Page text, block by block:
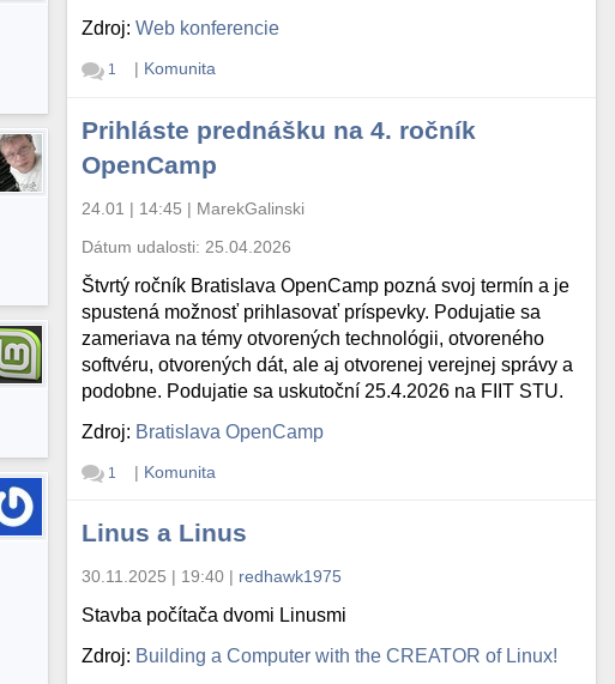
Zdroj:Web konferencie
1 | Komunita
Prihláste prednášku na 4. ročník
OpenCamp
24.01 | 14:45 | MarekGalinski
Dátum udalosti: 25.04.2026
Štvrtý ročník Bratislava OpenCamp pozná svoj termín a je
spustená možnosť prihlasovať príspevky. Podujatie sa
zameriava na témy otvorených technológii, otvoreného
softvéru, otvorených dát, ale aj otvorenej verejnej správy a
podobne. Podujatie sa uskutoční 25.4.2026 na FIIT STU.
Zdroj: Bratislava OpenCamp
1 | Komunita
Linus a Linus
30.11.2025 | 19:40 | redhawk1975
Stavba počítača dvomi Linusmi
Zdroj: Building a Computer with the CREATOR of Linux!